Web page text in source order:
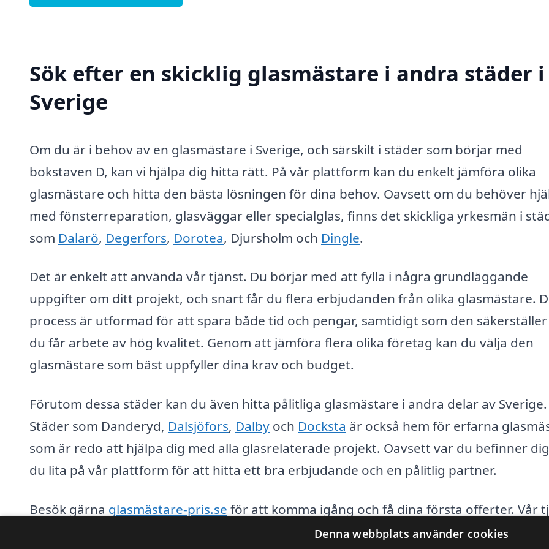
Sök efter en skicklig glasmästare i andra städer i
Sverige
Om du är i behov av en glasmästare i Sverige, och särskilt i städer som börjar med
bokstaven D, kan vi hjälpa dig hitta rätt. På vår plattform kan du enkelt jämföra olika
glasmästare och hitta den bästa lösningen för dina behov. Oavsett om du behöver
med fönsterreparation, glasväggar eller specialglas, finns det skickliga yrkesmän i
som Dalarö, Degerfors, Dorotea, Djursholm och Dingle.
Det är enkelt att använda vår tjänst. Du börjar med att fylla i några grundläggande
uppgifter om ditt projekt, och snart får du flera erbjudanden från olika glasmästare.
process är utformad för att spara både tid och pengar, samtidigt som den
du får arbete av hög kvalitet. Genom att jämföra flera olika företag kan du välja den
glasmästare som bäst uppfyller dina krav och budget.
Förutom dessa städer kan du även hitta pålitliga glasmästare i andra delar av Sverige.
Städer som Danderyd, Dalsjöfors, Dalby och Docksta är också hem för erfarna
som är redo att hjälpa dig med alla glasrelaterade projekt. Oavsett var du befinner
du lita på vår plattform för att hitta ett bra erbjudande och en pålitlig partner.
Besök gärna glasmästare-pris.se för att komma igång och få dina första offerter. Vår
är helt kostnadsfri och utan förpliktelser, vilket gör det enkelt och tryggt att hitta rätt
Denna webbplats använder cookies